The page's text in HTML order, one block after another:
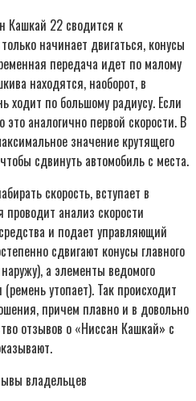
Кашкай 22 сводится к
начинает двигаться, конусы
передача идет по малому
находятся, наоборот, в
ходит по большому радиусу. Если
аналогично первой скорости. В
значение крутящего
сдвинуть автомобиль с места.
скорость, вступает в
проводит анализ скорости
и подает управляющий
сдвигают конусы главного
а элементы ведомого
утопает). Так происходит
причем плавно и в довольно
отзывов о «Ниссан Кашкай» с